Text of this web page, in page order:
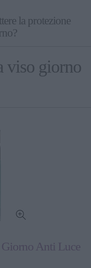
la protezione
viso giorno
Anti Luce